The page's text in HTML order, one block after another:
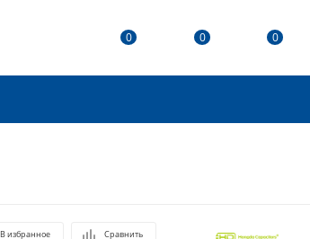
0 0 0
В избранное Сравнить